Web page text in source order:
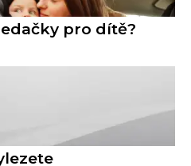
pro dítě?